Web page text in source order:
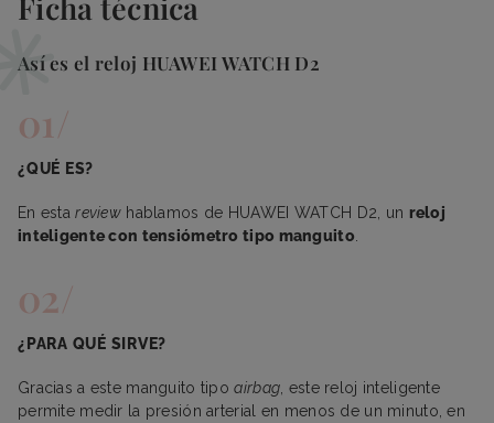
Así es el reloj HUAWEI WATCH D2
¿QUÉ ES?
En estareview hablamos de HUAWEI WATCH D2, un reloj
inteligente con tensiómetro tipo manguito
¿PARA QUÉ SIRVE?
Gracias a este manguito tipoairbag , este reloj inteligente
permite medir la presión arterial en menos de un minuto, en